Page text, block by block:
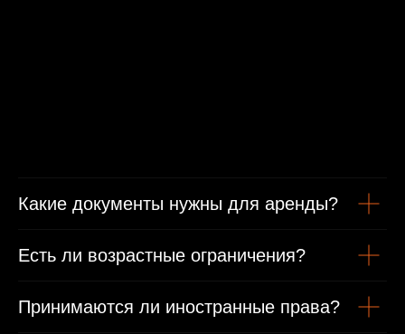
Возраст от 21 года
Гражданам РФ
Какие документы нужны для аренды?
Есть ли возрастные ограничения?
Принимаются ли иностранные права?